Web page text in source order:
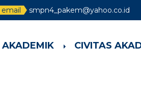
email smpn4_pakem@yahoo.co.id
AKADEMIK CIVITAS